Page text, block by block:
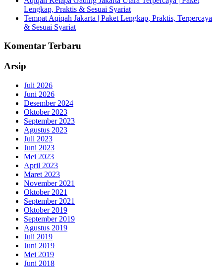
Lengkap, Praktis & Sesuai Syariat
Tempat Aqiqah Jakarta | Paket Lengkap, Praktis, Terpercaya
& Sesuai Syariat
Komentar Terbaru
Arsip
Juli 2026
Juni 2026
Desember 2024
Oktober 2023
September 2023
Agustus 2023
Juli 2023
Juni 2023
Mei 2023
April 2023
Maret 2023
November 2021
Oktober 2021
September 2021
Oktober 2019
September 2019
Agustus 2019
Juli 2019
Juni 2019
Mei 2019
Juni 2018